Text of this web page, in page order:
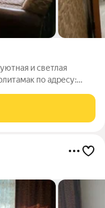
и светлая
по адресу:
постройки. Общая